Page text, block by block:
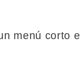
menú corto